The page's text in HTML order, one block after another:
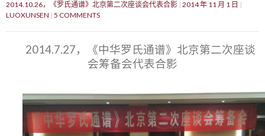
2014.10.26，《罗氏通谱》北京第二次座谈会代表合影 2014 年 11 月 1 日
LUOXUNSEN 5 COMMENTS
2014.7.27，《中华罗氏通谱》北京第二次座谈
会筹备会代表合影